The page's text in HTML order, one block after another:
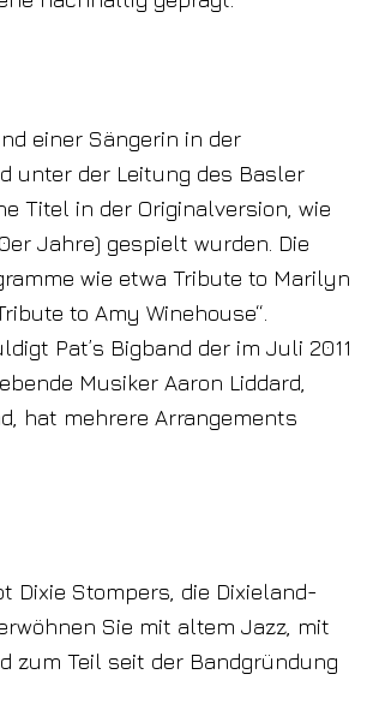
einer Sängerin in der
unter der Leitung des Basler
Titel in der Originalversion, wie
Jahre) gespielt wurden. Die
wie etwa Tribute to Marilyn
to Amy Winehouse“.
Pat’s Bigband der im Juli 2011
Musiker Aaron Liddard,
hat mehrere Arrangements
Dixie Stompers, die Dixieland-
Sie mit altem Jazz, mit
zum Teil seit der Bandgründung